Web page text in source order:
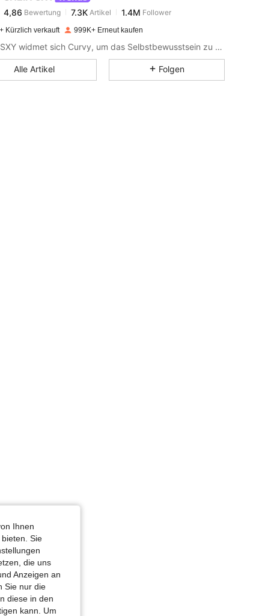
4,86 Bewertung 7.3KArtikel
4***5bezahltVor 1 Tag
Kürzlich verkauft 999K+ Erneut kaufen
SHEIN SXY widmet sich Curvy, um das Selbstbewusstsein zu stärken und mit den Reizen zu spielen.
Alle Artikel Folgen
Ihnen
Sie
die uns
Anzeigen an
Sie nur die
diese in den
kann. Um